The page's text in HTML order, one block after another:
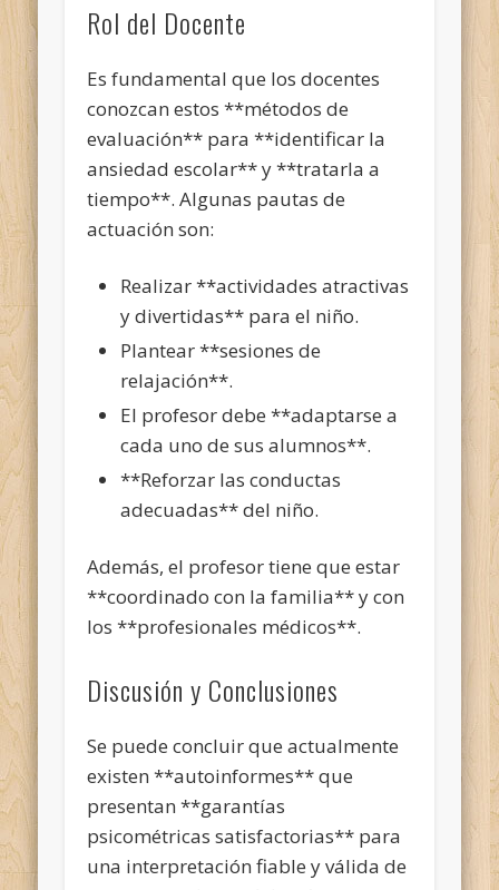
Rol del Docente
Es fundamental que los docentes
conozcan estos **métodos de
evaluación** para **identificar la
ansiedad escolar** y **tratarla a
tiempo**. Algunas pautas de
actuación son:
Realizar **actividades atractivas
y divertidas** para el niño.
Plantear **sesiones de
relajación**.
El profesor debe **adaptarse a
cada uno de sus alumnos**.
**Reforzar las conductas
adecuadas** del niño.
Además, el profesor tiene que estar
**coordinado con la familia** y con
los **profesionales médicos**.
Discusión y Conclusiones
Se puede concluir que actualmente
existen **autoinformes** que
presentan **garantías
psicométricas satisfactorias** para
una interpretación fiable y válida de